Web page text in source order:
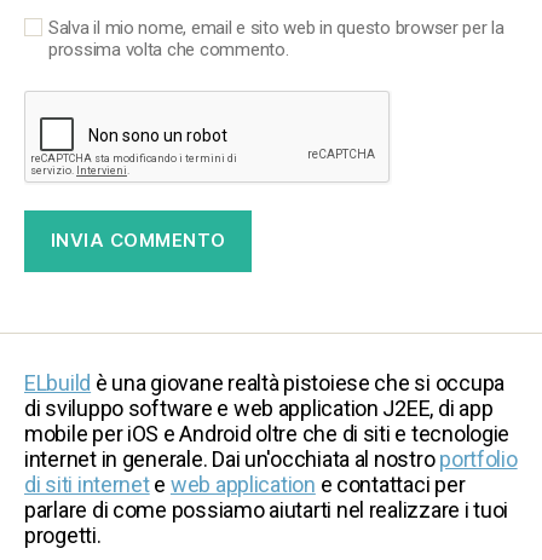
Salva il mio nome, email e sito web in questo browser per la
prossima volta che commento.
ELbuild è una giovane realtà pistoiese che si occupa
di sviluppo software e web application J2EE, di app
mobile per iOS e Android oltre che di siti e tecnologie
internet in generale. Dai un'occhiata al nostroportfolio
di siti internete web application e contattaci per
parlare di come possiamo aiutarti nel realizzare i tuoi
progetti.